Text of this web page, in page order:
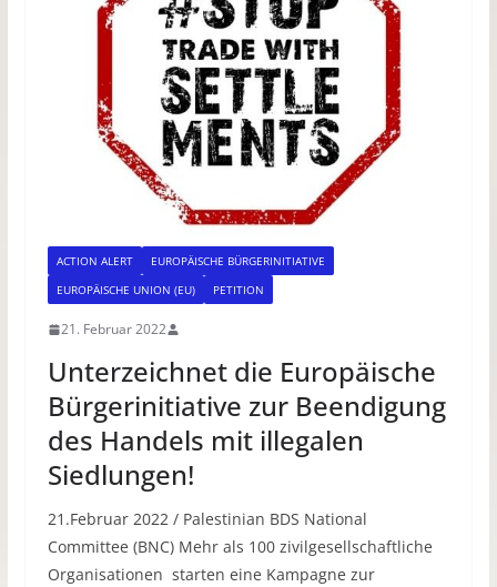
ACTION ALERT
EUROPÄISCHE BÜRGERINITIATIVE
EUROPÄISCHE UNION (EU)
PETITION
21. Februar 2022
Unterzeichnet die Europäische
Bürgerinitiative zur Beendigung
des Handels mit illegalen
Siedlungen!
21.Februar 2022 / Palestinian BDS National
Committee (BNC) Mehr als 100 zivilgesellschaftliche
Organisationen starten eine Kampagne zur